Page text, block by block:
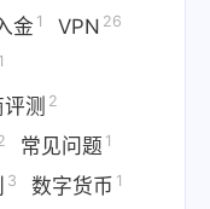
金 1 VPN 26
1
测 2
常见问题 1
3 数字货币 1